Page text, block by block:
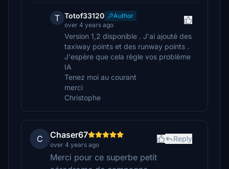
T Totof33120
Author
over 4 years ago
Version 1,2 disponible . J'ai ajouté des
taxiway points et des runway points .
J'espère que cela règle vos problème
IA
Tenez moi au courant
merci
Christophe
C Chaser67
over 4 years ago
Reply
Merci pour ce superbe petit